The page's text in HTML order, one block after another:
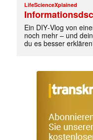
LifeScienceXplained
Ein DIY‑Vlog von
noch mehr – und
du es besser